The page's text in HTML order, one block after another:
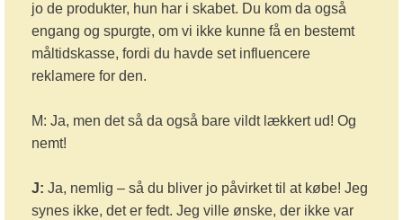
jo de produkter, hun har i skabet. Du kom da også
engang og spurgte, om vi ikke kunne få en bestemt
måltidskasse, fordi du havde set influencere
reklamere for den.
M: Ja, men det så da også bare vildt lækkert ud! Og
nemt!
J: Ja, nemlig – så du bliver jo påvirket til at købe! Jeg
synes ikke, det er fedt. Jeg ville ønske, der ikke var